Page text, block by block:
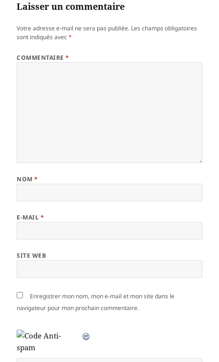
Laisser un commentaire
Votre adresse e-mail ne sera pas publiée. Les champs obligatoires
sont indiqués avec*
COMMENTAIRE*
NOM*
E-MAIL *
SITE WEB
Enregistrer mon nom, mon e-mail et mon site dans le
navigateur pour mon prochain commentaire.